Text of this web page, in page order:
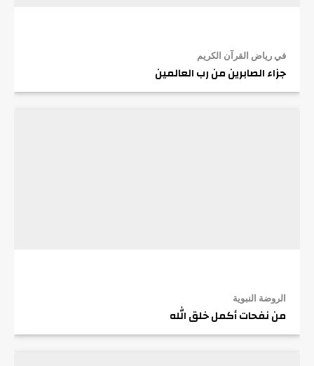
في رياض القرآن الكريم
جزاء الصابرين من رب العالمين
الروضة النبوية
من نفحات أكمل خلق الله